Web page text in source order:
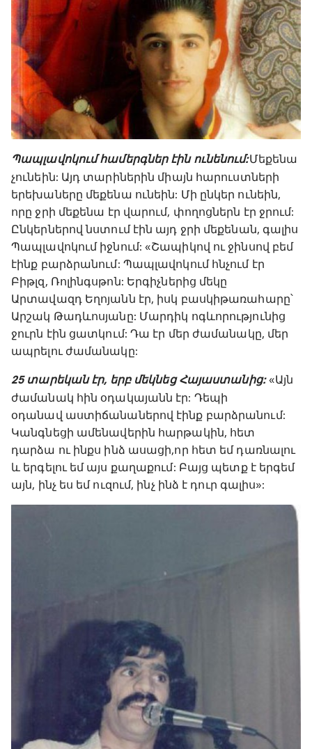
Պապլավոկում համերգներ էին ունենում:Մեքենա
չունեին: Այդ տարիներին միայն հարուստների
երեխաները մեքենա ունեին: Մի ընկեր ունեին,
որը ջրի մեքենա էր վարում, փողոցներն էր ջրում:
Ընկերներով նստում էին այդ ջրի մեքենան, գալիս
Պապլավոկում իջնում: «Շապիկով ու ջինսով բեմ
էինք բարձրանում: Պապլավոկում հնչում էր
Բիթլզ, Ռոլինգսթոն: Երգիչներից մեկը
Արտավազդ Եղոյանն էր, իսկ բասկիթառահարը՝
Արշակ Թադևոսյանը: Մարդիկ ոգևորությունից
ջուրն էին ցատկում: Դա էր մեր ժամանակը, մեր
ապրելու ժամանակը:
25 տարեկան էր, երբ մեկնեց Հայաստանից:«Այն
ժամանակ հին օդակայանն էր: Դեպի
օդանավ աստիճանաներով էինք բարձրանում:
Կանգնեցի ամենավերին հարթակին, հետ
դարձա ու ինքս ինձ ասացի,որ հետ եմ դառնալու
և երգելու եմ այս քաղաքում: Բայց պետք է երգեմ
այն, ինչ ես եմ ուզում, ինչ ինձ է դուր գալիս»: